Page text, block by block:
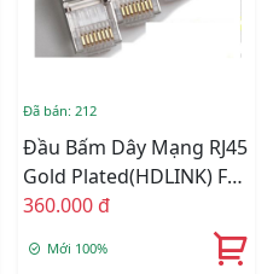
Đã bán: 212
Đầu Bấm Dây Mạng RJ45
Gold Plated(HDLINK) FPT
Mạ Vàng (bọc Thép
360.000 đ
Mới 100%